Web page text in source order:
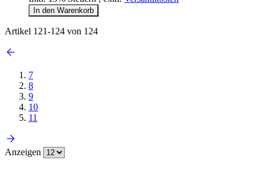
In den Warenkorb
Artikel 121-124 von 124
7
8
9
10
11
Anzeigen